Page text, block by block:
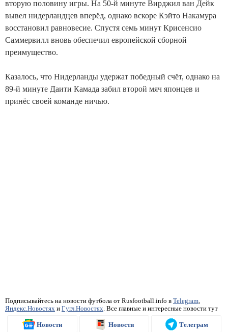
вторую половину игры. На 50-й минуте Вирджил ван Дейк
вывел нидерландцев вперёд, однако вскоре Кэйто Накамура
восстановил равновесие. Спустя семь минут Крисенсио
Саммервилл вновь обеспечил европейской сборной
преимущество.
Казалось, что Нидерланды удержат победный счёт, однако на
89-й минуте Даити Камада забил второй мяч японцев и
принёс своей команде ничью.
Подписывайтесь на новости футбола от Rusfootball.info в Telegram,
Яндекс.Новостях и Гугл.Новостях. Все главные и интересные новости тут
Новости Новости Телеграм